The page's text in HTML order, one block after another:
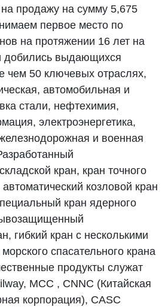
продажу на сумму 5,675
первое место по
на протяжении 16 лет на
выдающихся
чем 50 ключевых отраслях,
автомобильная и
стали, нефтехимия,
электроэнергетика,
и военная
кран, кран точного
козловой кран
кран ядерного
гибкий кран с несколькими
спасательного крана
продукты служат
MCC , CNNC (Китайская
корпорация), CASC